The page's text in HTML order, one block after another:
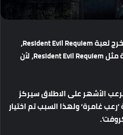
لعبة
،
مثل ،لأن
الأشهرعلىالاطلاقسيركز
‘رعبغامرة‘ولهذاالسببتماختيار
‘.